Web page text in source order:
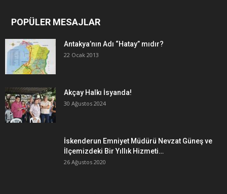
POPÜLER MESAJLAR
Antakya’nın Adı “Hatay” mıdır?
22 Ocak 2013
Akçay Halkı İsyanda!
30 Ağustos 2024
İskenderun Emniyet Müdürü Nevzat Güneş ve
İlçemizdeki Bir Yıllık Hizmeti…
26 Ağustos 2020